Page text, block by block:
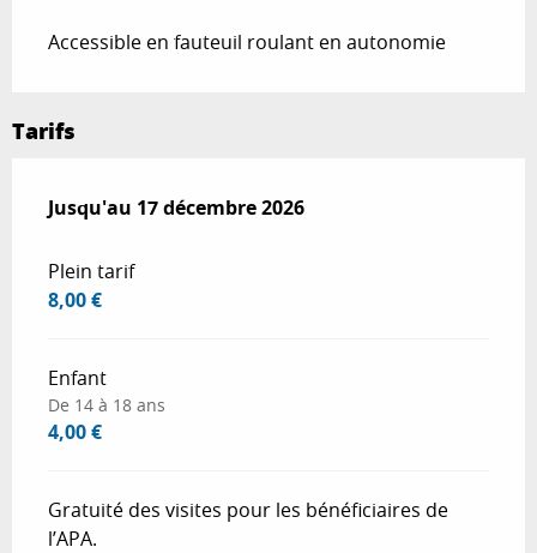
Accessible en fauteuil roulant en autonomie
Tarifs
Du21 mai 2026au17 décembre 2026
Jusqu'au 17 décembre 2026
Plein tarif
8,00 €
Enfant
De 14 à 18 ans
4,00 €
Gratuité des visites pour les bénéficiaires de
l’APA.